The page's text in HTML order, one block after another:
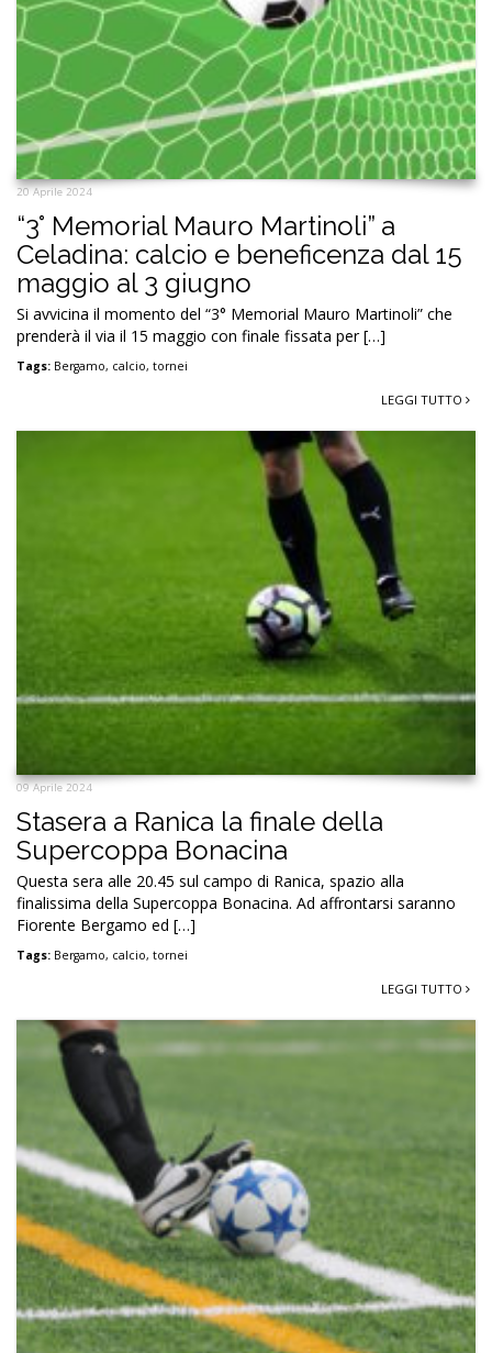
20 Aprile 2024
“3° Memorial Mauro Martinoli” a
Celadina: calcio e beneficenza dal 15
maggio al 3 giugno
Si avvicina il momento del “3° Memorial Mauro Martinoli” che
prenderà il via il 15 maggio con finale fissata per […]
Tags: Bergamo, calcio, tornei
LEGGI TUTTO
09 Aprile 2024
Stasera a Ranica la finale della
Supercoppa Bonacina
Questa sera alle 20.45 sul campo di Ranica, spazio alla
finalissima della Supercoppa Bonacina. Ad affrontarsi saranno
Fiorente Bergamo ed […]
Tags: Bergamo, calcio, tornei
LEGGI TUTTO